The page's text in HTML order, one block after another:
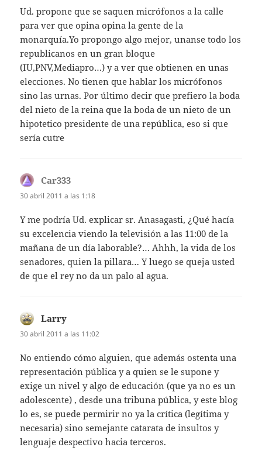
Ud. propone que se saquen micrófonos a la calle
para ver que opina opina la gente de la
monarquía.Yo propongo algo mejor, unanse todo los
republicanos en un gran bloque
(IU,PNV,Mediapro…) y a ver que obtienen en unas
elecciones. No tienen que hablar los micrófonos
sino las urnas. Por último decir que prefiero la boda
del nieto de la reina que la boda de un nieto de un
hipotetico presidente de una república, eso si que
sería cutre
Car333
30 abril 2011 a las 1:18
Y me podría Ud. explicar sr. Anasagasti, ¿Qué hacía
su excelencia viendo la televisión a las 11:00 de la
mañana de un día laborable?… Ahhh, la vida de los
senadores, quien la pillara… Y luego se queja usted
de que el rey no da un palo al agua.
Larry
30 abril 2011 a las 11:02
No entiendo cómo alguien, que además ostenta una
representación pública y a quien se le supone y
exige un nivel y algo de educación (que ya no es un
adolescente) , desde una tribuna pública, y este blog
lo es, se puede permirir no ya la crítica (legítima y
necesaria) sino semejante catarata de insultos y
lenguaje despectivo hacia terceros.